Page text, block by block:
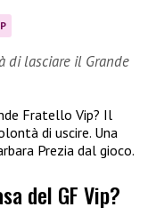
di lasciare il Grande
Fratello Vip? Il
di uscire. Una
Prezia dal gioco.
del GF Vip?